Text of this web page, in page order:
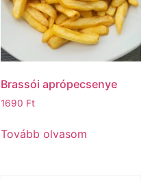
Brassói aprópecsenye
1690 Ft
Tovább olvasom